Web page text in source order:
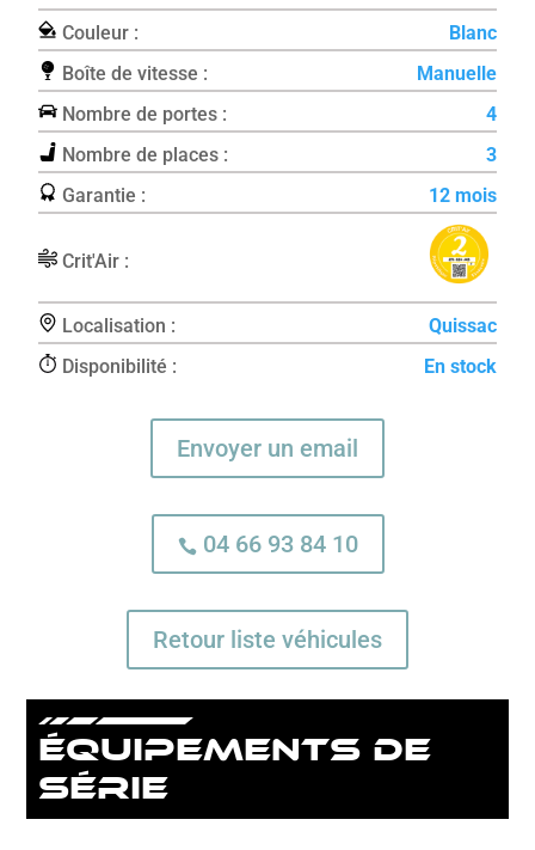
Couleur :
Blanc
Boîte de vitesse :
Manuelle
Nombre de portes :
4
Nombre de places :
3
Garantie :
12 mois
Crit'Air :
Localisation :
Quissac
Disponibilité :
En stock
Envoyer un email
04 66 93 84 10
Retour liste véhicules
équipements de
série